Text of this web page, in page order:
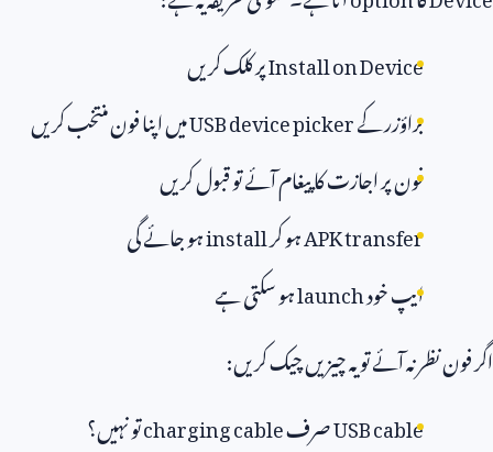
Install on Deviceپر کلک کریں
براؤزر کےUSB device pickerمیں اپنا فون منتخب کریں
فون پر اجازت کا پیغام آئے تو قبول کریں
APK transferہو کرinstallہو جائے گی
ایپ خودlaunchہو سکتی ہے
نظر نہ آئے تو یہ چیزیں چیک کریں:
USB cableصرفcharging cableتو نہیں؟